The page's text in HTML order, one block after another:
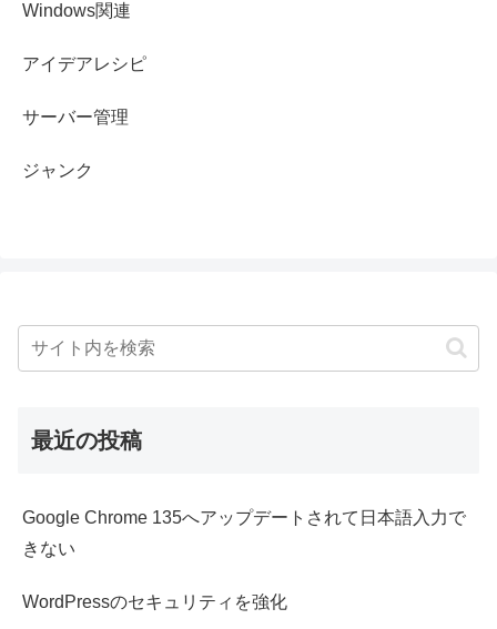
Windows関連
アイデアレシピ
サーバー管理
ジャンク
最近の投稿
Google Chrome 135へアップデートされて日本語入力で
きない
WordPressのセキュリティを強化